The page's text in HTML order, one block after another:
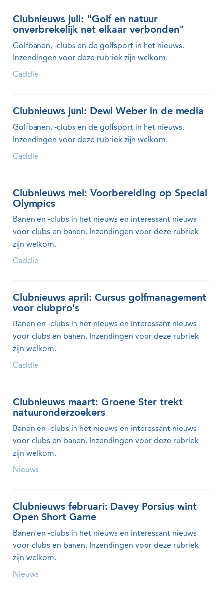
Clubnieuws juli: "Golf en natuur
onverbrekelijk net elkaar verbonden"
Golfbanen, -clubs en de golfsport in het nieuws.
Inzendingen voor deze rubriek zijn welkom.
Caddie
Clubnieuws juni: Dewi Weber in de media
Golfbanen, -clubs en de golfsport in het nieuws.
Inzendingen voor deze rubriek zijn welkom.
Caddie
Clubnieuws mei: Voorbereiding op Special
Olympics
Banen en -clubs in het nieuws en interessant nieuws
voor clubs en banen. Inzendingen voor deze rubriek
zijn welkom.
Caddie
Clubnieuws april: Cursus golfmanagement
voor clubpro's
Banen en -clubs in het nieuws en interessant nieuws
voor clubs en banen. Inzendingen voor deze rubriek
zijn welkom.
Caddie
Clubnieuws maart: Groene Ster trekt
natuuronderzoekers
Banen en -clubs in het nieuws en interessant nieuws
voor clubs en banen. Inzendingen voor deze rubriek
zijn welkom.
Nieuws
Clubnieuws februari: Davey Porsius wint
Open Short Game
Banen en -clubs in het nieuws en interessant nieuws
voor clubs en banen. Inzendingen voor deze rubriek
zijn welkom.
Nieuws